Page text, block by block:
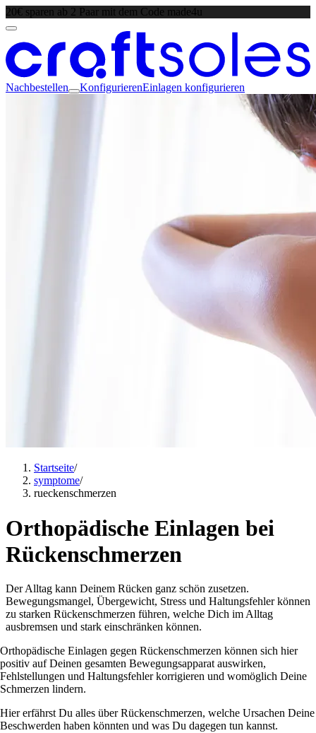
20€ sparen ab 2 Paar mit dem Code made4u
Nachbestellen KonfigurierenEinlagen konfigurieren
Startseite/
symptome/
rueckenschmerzen
Orthopädische Einlagen bei
Rückenschmerzen
Der Alltag kann Deinem Rücken ganz schön zusetzen.
Bewegungsmangel, Übergewicht, Stress und Haltungsfehler können
zu starken Rückenschmerzen führen, welche Dich im Alltag
ausbremsen und stark einschränken können.
Orthopädische Einlagen gegen Rückenschmerzen können sich hier
positiv auf Deinen gesamten Bewegungsapparat auswirken,
Fehlstellungen und Haltungsfehler korrigieren und womöglich Deine
Schmerzen lindern.
Hier erfährst Du alles über Rückenschmerzen, welche Ursachen Deine
Beschwerden haben könnten und was Du dagegen tun kannst.